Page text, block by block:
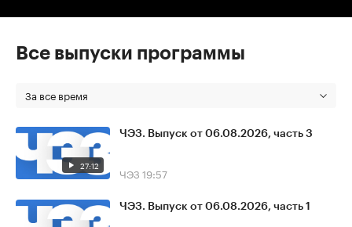
Все выпуски программы
За все время
27:12
ЧЭЗ. Выпуск от 06.08.2026, часть 3
ЧЭЗ 19:57
ЧЭЗ. Выпуск от 06.08.2026, часть 1